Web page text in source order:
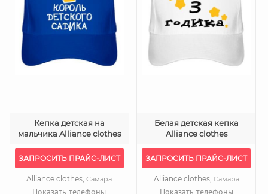
Кепка детская на
мальчика Alliance clothes
ЗАПРОСИТЬ ПРАЙС-ЛИСТ
Alliance clothes,Самара
Показать телефоны
Белая детская кепка
Alliance clothes
ЗАПРОСИТЬ ПРАЙС-ЛИСТ
Alliance clothes, Самара
Показать телефоны